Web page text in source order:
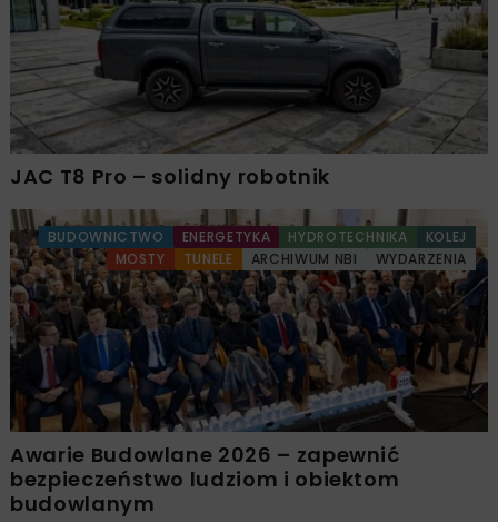
JAC T8 Pro – solidny robotnik
BUDOWNICTWO ENERGETYKA HYDROTECHNIKA
KOLEJ
MOSTY
TUNELE ARCHIWUM NBI WYDARZENIA
Awarie Budowlane 2026 – zapewnić
bezpieczeństwo ludziom i obiektom
budowlanym